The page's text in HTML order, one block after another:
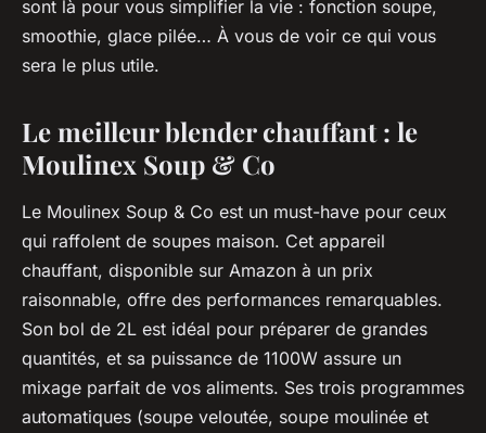
sont là pour vous simplifier la vie : fonction soupe,
smoothie, glace pilée… À vous de voir ce qui vous
sera le plus utile.
Le meilleur blender chauffant : le
Moulinex Soup & Co
Le Moulinex Soup & Co est un must-have pour ceux
qui raffolent de soupes maison. Cet appareil
chauffant, disponible sur Amazon à un prix
raisonnable, offre des performances remarquables.
Son bol de 2L est idéal pour préparer de grandes
quantités, et sa puissance de 1100W assure un
mixage parfait de vos aliments. Ses trois programmes
automatiques (soupe veloutée, soupe moulinée et